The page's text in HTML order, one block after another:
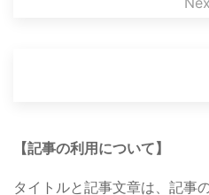
【記事の利用について】
タイトルと記事文章は、記事